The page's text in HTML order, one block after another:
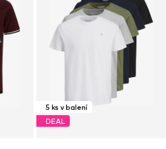
5 ks v balení
DEAL